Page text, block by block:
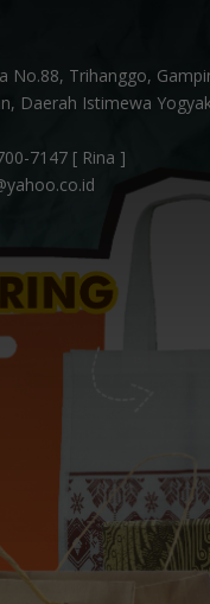
No.88, Trihanggo,
Daerah Istimewa
7147 [ Rina ]